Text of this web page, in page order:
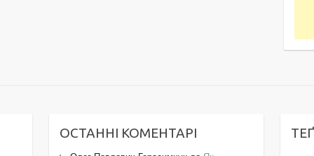
ОСТАННІ КОМЕНТАРІ